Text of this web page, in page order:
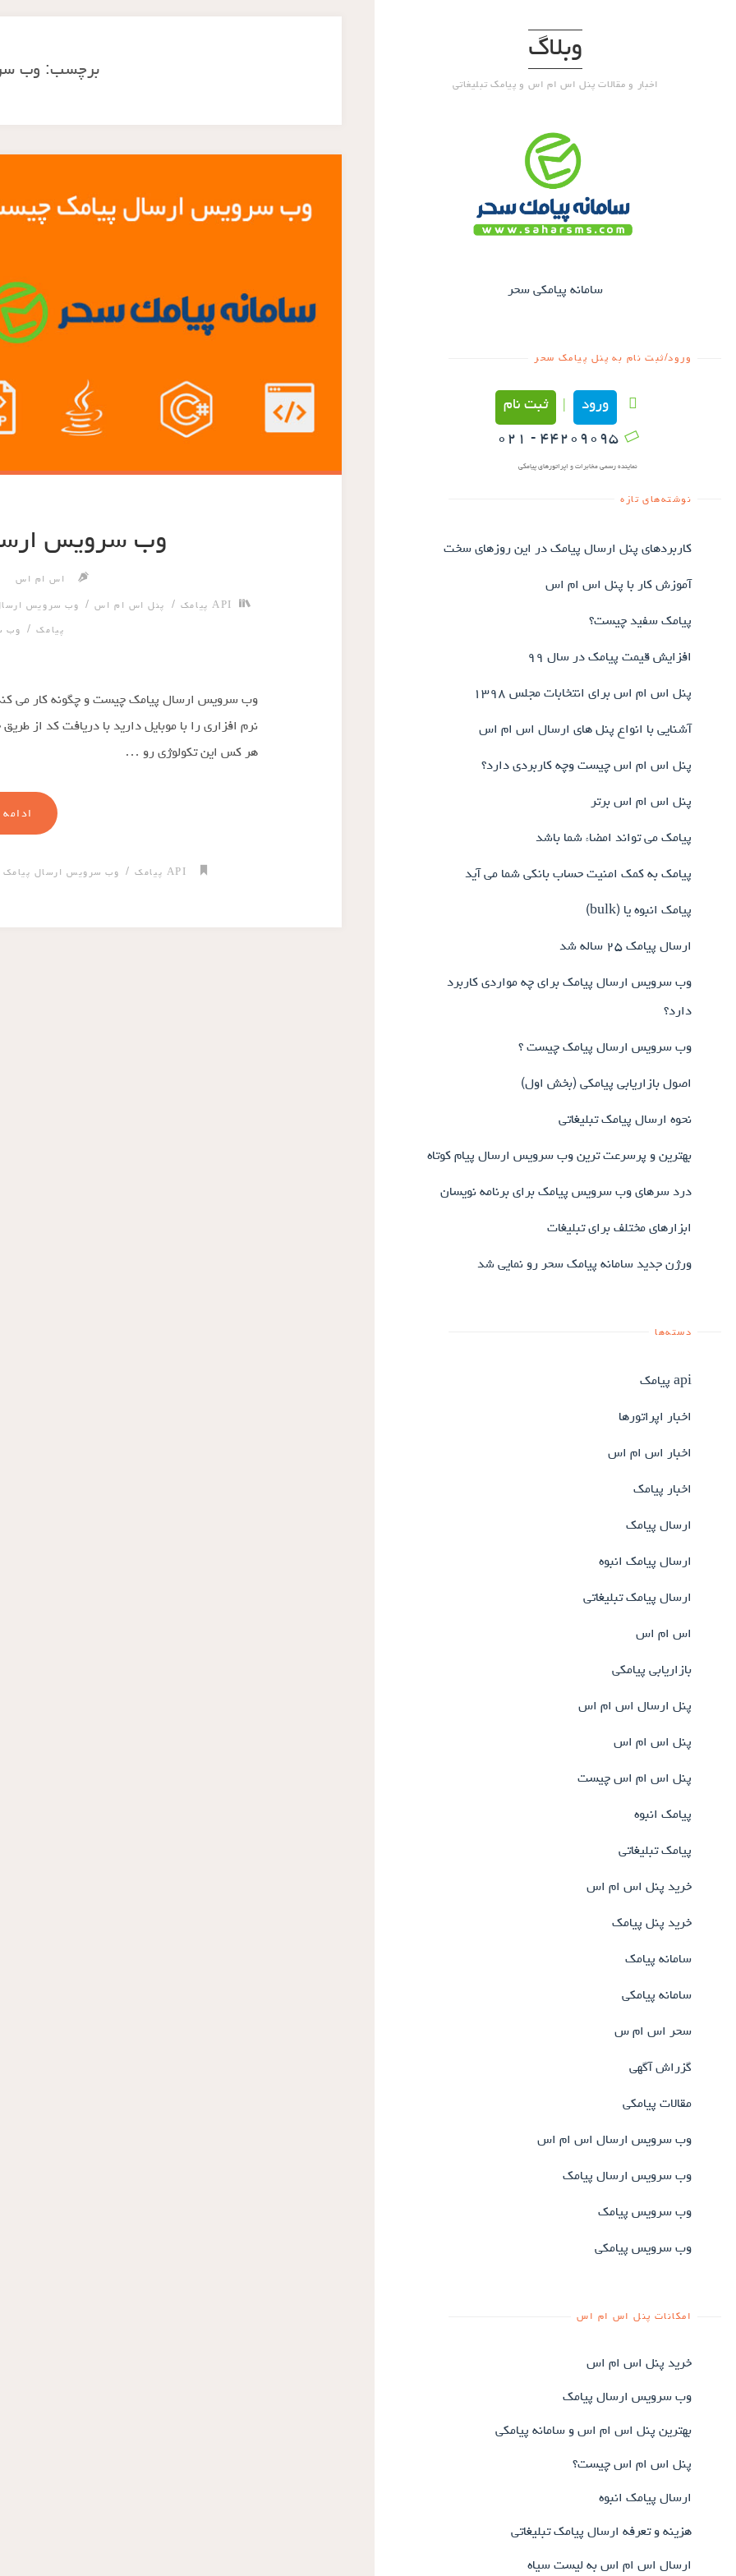
وبلاگ
اخبار و مقالات پنل اس ام اس و پیامک تبلیغاتی
سامانه پیامکی سحر
ورود/ثبت نام به پنل پیامک سحر
ورود ثبت نام
۴۴۲۰۹۰۹۵ - ۰۲۱
نماینده رسمی مخابرات و اپراتورهای پیامکی
نوشته‌های تازه
کاربردهای پنل ارسال پیامک در این روزهای سخت
آموزش کار با پنل اس ام اس
پیامک سفید چیست؟
افزایش قیمت پیامک در سال ۹۹
پنل اس ام اس برای انتخابات مجلس ۱۳۹۸
آشنایی با انواع پنل های ارسال اس ام اس
پنل اس ام اس چیست وچه کاربردی دارد؟
پنل اس ام اس برتر
پیامک می تواند امضاء شما باشد
پیامک به کمک امنیت حساب بانکی شما می آید
پیامک انبوه یا (bulk)
ارسال پیامک ۲۵ ساله شد
وب سرویس ارسال پیامک برای چه مواردی کاربرد
دارد؟
وب سرویس ارسال پیامک چیست ؟
اصول بازاریابی پیامکی (بخش اول)
نحوه ارسال پیامک تبلیغاتی
بهترین و پرسرعت ترین وب سرویس ارسال پیام کوتاه
درد سرهای وب سرویس پیامک برای برنامه نویسان
ابزارهای مختلف برای تبلیغات
ورژن جدید سامانه پیامک سحر رو نمایی شد
دسته‌ها
api پیامک
اخبار اپراتورها
اخبار اس ام اس
اخبار پیامک
ارسال پیامک
ارسال پیامک انبوه
ارسال پیامک تبلیغاتی
اس ام اس
بازاریابی پیامکی
پنل ارسال اس ام اس
پنل اس ام اس
پنل اس ام اس چیست
پیامک انبوه
پیامک تبلیغاتی
خرید پنل اس ام اس
خرید پنل پیامک
سامانه پیامک
سامانه پیامکی
سحر اس ام س
گزراش آگهی
مقالات پیامکی
وب سرویس ارسال اس ام اس
وب سرویس ارسال پیامک
وب سرویس پیامک
وب سرویس پیامکی
امکانات پنل اس ام اس
خرید پنل اس ام اس
وب سرویس ارسال پیامک
بهترین پنل اس ام اس و سامانه پیامکی
پنل اس ام اس چیست؟
ارسال پیامک انبوه
هزینه و تعرفه ارسال پیامک تبلیغاتی
ارسال اس ام اس به لیست سیاه
برچسب: وب
وب سرویس
اس ام اس
API پیامک / پنل اس ام اس/ وب سرویس
پیامک/ وب
وب سرویس ارسال پیامک چیست و چگونه کار می
نرم افزاری را با موبایل دارید با دریافت کد از
هر کس این تکولوژی رو …
API پیامک / وب سرویس ارسال پیامک